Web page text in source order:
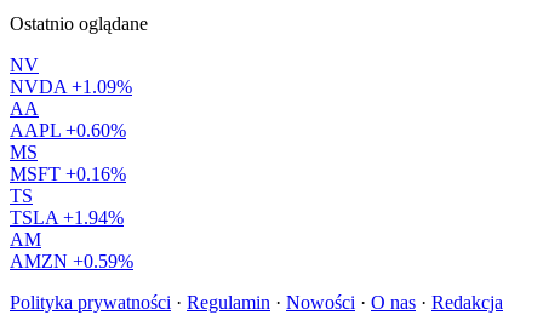
Ostatnio oglądane
NV
NVDA +1.09%
AA
AAPL +0.60%
MS
MSFT +0.16%
TS
TSLA +1.94%
AM
AMZN +0.59%
Polityka prywatności · Regulamin · Nowości · O nas · Redakcja